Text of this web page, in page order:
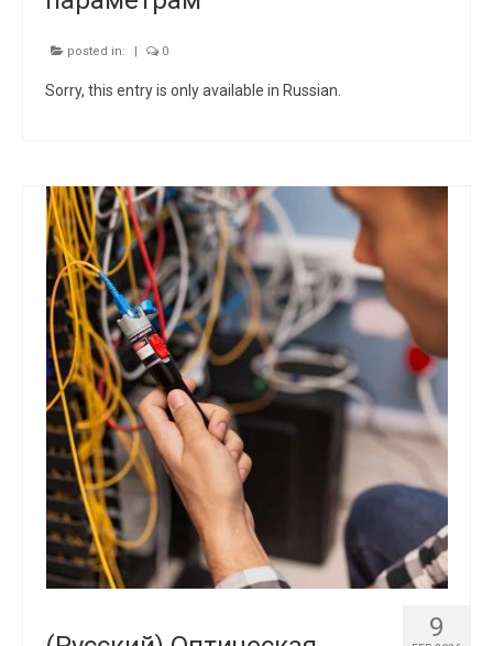
posted in: | 0
Sorry, this entry is only available in Russian.
9